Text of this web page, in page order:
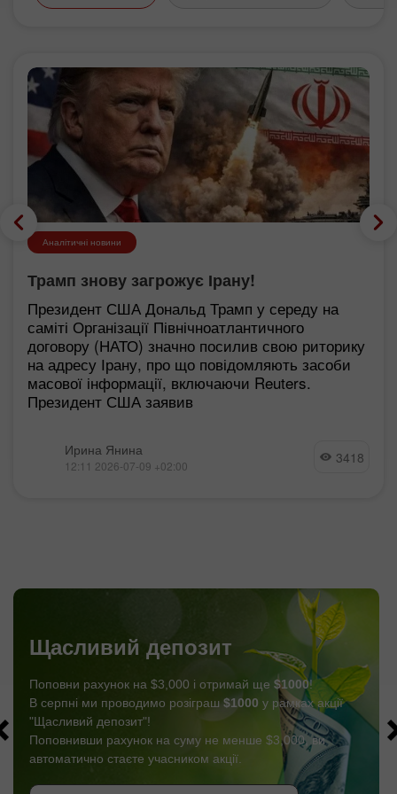
Аналітичні новини
Трамп знову загрожує Ірану!
Президент США Дональд Трамп у середу на
саміті Організації Північноатлантичного
договору (НАТО) значно посилив свою риторику
на адресу Ірану, про що повідомляють засоби
масової інформації, включаючи Reuters.
Президент США заявив
Ирина Янина
12:11 2026-07-09 +02:00 3418
СТАТИ УЧАСНИКОМ
Щасливий депозит
Поповни рахунок на $3,000 і отримай ще $1000!
В серпні ми проводимо розіграш $1000 у рамках акції
"Щасливий депозит"!
Поповнивши рахунок на суму не менше $3,000, ви
автоматично стаєте учасником акції.